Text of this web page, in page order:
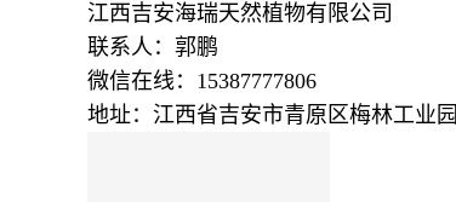
江西吉安海瑞天然植物有限公司
联系人：郭鹏
微信在线：15387777806
地址：江西省吉安市青原区梅林工业园